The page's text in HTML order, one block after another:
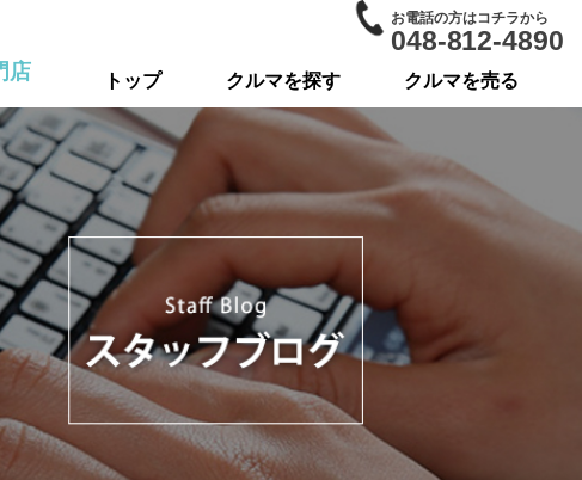
店
お電話の方はコチラから
048-812-4890
トップ クルマを探す クルマを売る